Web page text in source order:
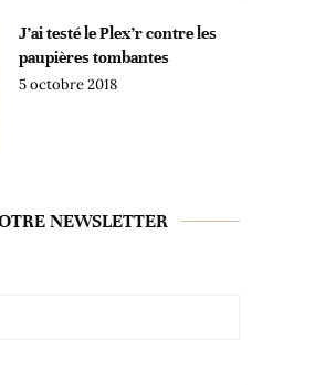
J’ai testé le Plex’r contre les
paupières tombantes
5 octobre 2018
NEWSLETTER